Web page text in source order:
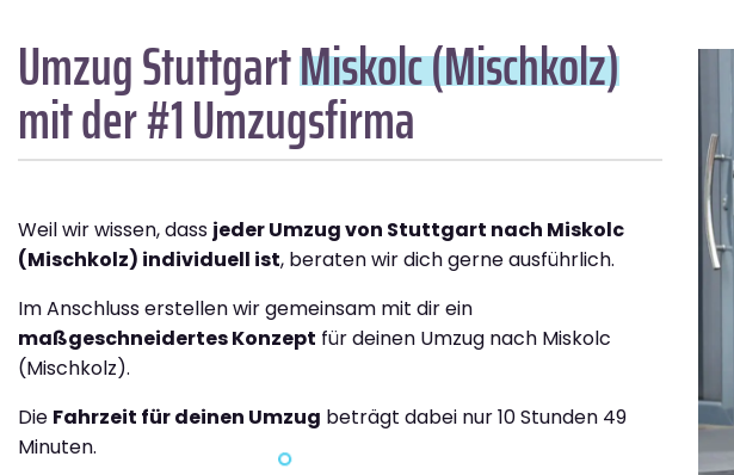
Umzug StuttgartMiskolc (Mischkolz)
mit der #1 Umzugsfirma
Weil wir wissen, dass jeder Umzug von Stuttgart nach Miskolc
(Mischkolz) individuell ist, beraten wir dich gerne ausführlich.
Im Anschluss erstellen wir gemeinsam mit dir ein
maßgeschneidertes Konzept für deinen Umzug nach Miskolc
(Mischkolz).
Die Fahrzeit für deinen Umzug beträgt dabei nur 10 Stunden 49
Minuten.